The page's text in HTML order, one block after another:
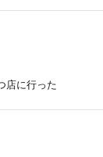
店に行った